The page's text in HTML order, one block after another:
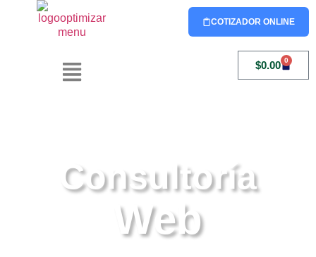
COTIZADOR ONLINE
$0.00 0
Consultoría
Web